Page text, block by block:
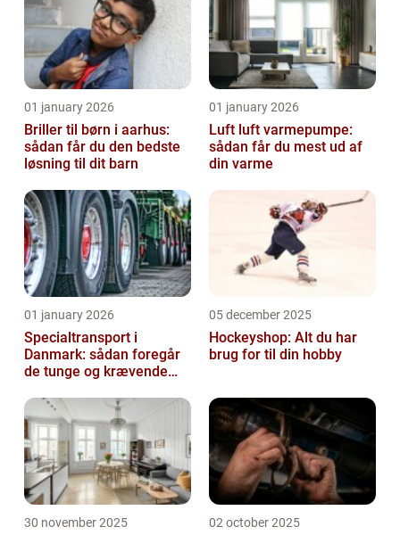
01 january 2026
Briller til børn i aarhus:
sådan får du den bedste
løsning til dit barn
01 january 2026
Luft luft varmepumpe:
sådan får du mest ud af
din varme
01 january 2026
Specialtransport i
Danmark: sådan foregår
de tunge og krævende
05 december 2025
Hockeyshop: Alt du har
brug for til din hobby
30 november 2025 02 october 2025